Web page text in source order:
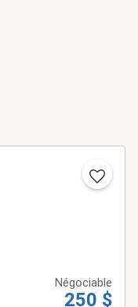
Négociable
250 $